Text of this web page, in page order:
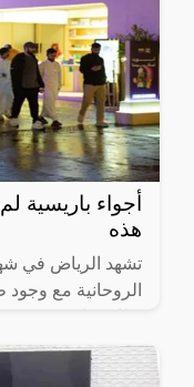
أجواء باريسية
هذه
تشهد الرياض في
الروحانية مع
الرياض بموائد